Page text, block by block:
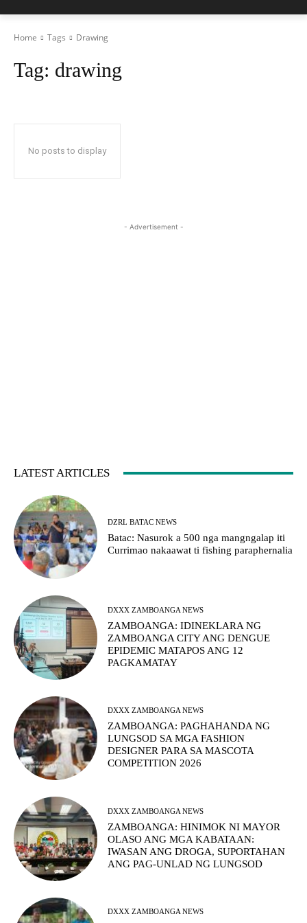
Home Tags Drawing
Tag: drawing
No posts to display
- Advertisement -
LATEST ARTICLES
DZRL BATAC NEWS
Batac: Nasurok a 500 nga mangngalap iti
Currimao nakaawat ti fishing paraphernalia
DXXX ZAMBOANGA NEWS
ZAMBOANGA: IDINEKLARA NG
ZAMBOANGA CITY ANG DENGUE
EPIDEMIC MATAPOS ANG 12
PAGKAMATAY
DXXX ZAMBOANGA NEWS
ZAMBOANGA: PAGHAHANDA NG
LUNGSOD SA MGA FASHION
DESIGNER PARA SA MASCOTA
COMPETITION 2026
DXXX ZAMBOANGA NEWS
ZAMBOANGA: HINIMOK NI MAYOR
OLASO ANG MGA KABATAAN:
IWASAN ANG DROGA, SUPORTAHAN
ANG PAG-UNLAD NG LUNGSOD
DXXX ZAMBOANGA NEWS